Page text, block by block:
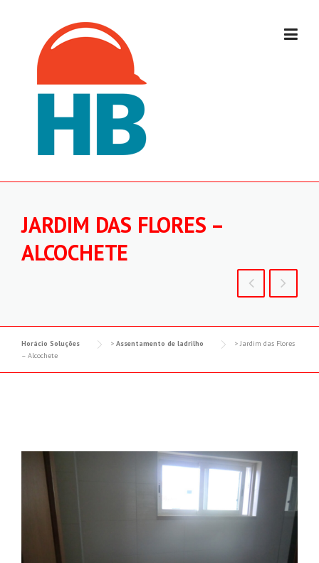
JARDIM DAS FLORES –
ALCOCHETE
Horácio Soluções > Assentamento de ladrilho > Jardim das Flores
– Alcochete